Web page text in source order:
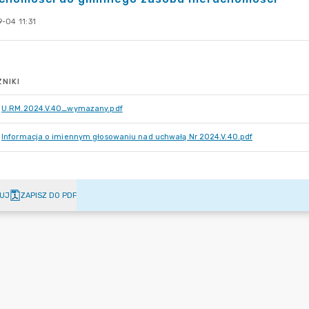
11:31
U.RM.2024.V.40_wymazany.pdf
Informacja o imiennym głosowaniu nad uchwałą Nr 2024.V.40.pdf
ZAPISZ DO PDF